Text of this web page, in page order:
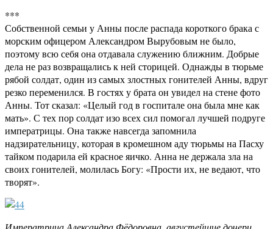
***
Собственной семьи у Анны после распада короткого брака с
морским офицером Александром Вырубовым не было,
поэтому всю себя она отдавала служению ближним. Добрые
дела не раз возвращались к ней сторицей. Однажды в тюрьме
рябой солдат, один из самых злостных гонителей Анны, вдруг
резко переменился. В гостях у брата он увидел на стене фото
Анны. Тот сказал: «Целый год в госпитале она была мне как
мать». С тех пор солдат изо всех сил помогал лучшей подруге
императрицы. Она также навсегда запомнила
надзирательницу, которая в кромешном аду тюрьмы на Пасху
тайком подарила ей красное яичко. Анна не держала зла на
своих гонителей, молилась Богу: «Прости их, не ведают, что
творят».